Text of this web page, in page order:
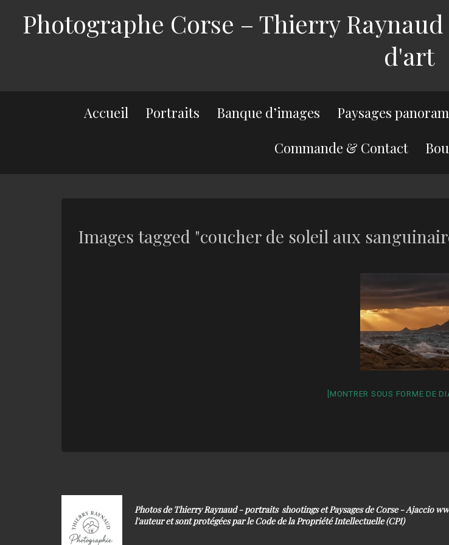
Photographe Corse – Thierry
d'art
Accueil Portraits Banque d’images Paysages
Commande & Contact
Images tagged "coucher de soleil aux
[MONTRER SOUS FORME DE
Photos de Thierry Raynaud - portraits shootings et Paysages de Corse - Ajaccio
l'auteur et sont protégées par le Code de la Propriété Intellectuelle (CPI)